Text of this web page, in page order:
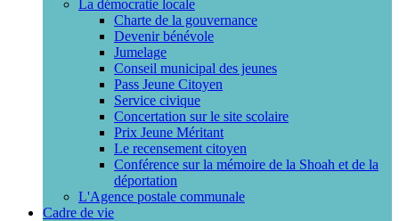
La démocratie locale
Charte de la gouvernance
Devenir bénévole
Jumelage
Conseil municipal des jeunes
Pass Jeune Citoyen
Service civique
Concertation sur le site scolaire
Prix Jeune Méritant
Le recensement citoyen
Conférence sur la mémoire de la Shoah et de la
déportation
L'Agence postale communale
Cadre de vie